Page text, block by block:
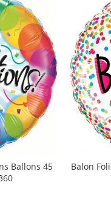
Ballons 45
Balon